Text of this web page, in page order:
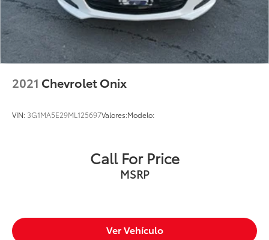
2021 Chevrolet Onix
VIN: 3G1MA5E29ML125697Valores:Modelo:
Call For Price
MSRP
Ver Vehículo